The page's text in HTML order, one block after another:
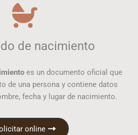
de nacimiento
es un documento oficial que
de una persona y contiene datos
fecha y lugar de nacimiento.
online